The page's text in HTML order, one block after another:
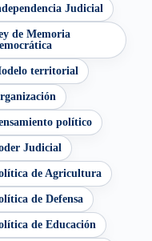
Judicial
de Memoria
territorial
político
Judicial
de Agricultura
de Defensa
de Educación